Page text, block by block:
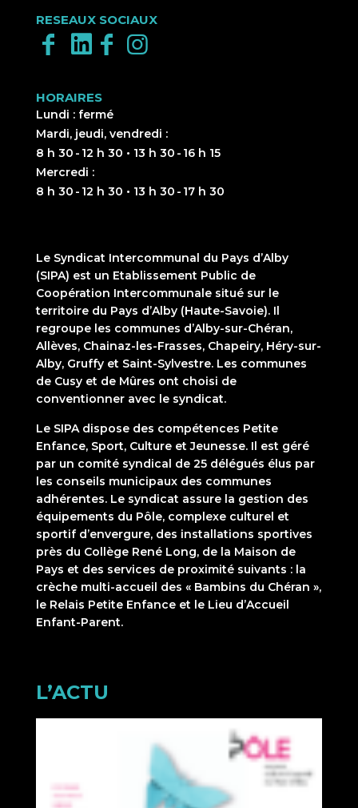
RESEAUX SOCIAUX
HORAIRES
Lundi : fermé
Mardi, jeudi, vendredi :
8 h 30 - 12 h 30 • 13 h 30 - 16 h 15
Mercredi :
8 h 30 - 12 h 30 • 13 h 30 - 17 h 30
Le Syndicat Intercommunal du Pays d’Alby
(SIPA) est un Etablissement Public de
Coopération Intercommunale situé sur le
territoire du Pays d’Alby (Haute-Savoie). Il
regroupe les communes d’Alby-sur-Chéran,
Allèves, Chainaz-les-Frasses, Chapeiry, Héry-sur-
Alby, Gruffy et Saint-Sylvestre. Les communes
de Cusy et de Mûres ont choisi de
conventionner avec le syndicat.
Le SIPA dispose des compétences Petite
Enfance, Sport, Culture et Jeunesse. Il est géré
par un comité syndical de 25 délégués élus par
les conseils municipaux des communes
adhérentes. Le syndicat assure la gestion des
équipements du Pôle, complexe culturel et
sportif d’envergure, des installations sportives
près du Collège René Long, de la Maison de
Pays et des services de proximité suivants : la
crèche multi-accueil des « Bambins du Chéran »,
le Relais Petite Enfance et le Lieu d’Accueil
Enfant-Parent.
L’ACTU